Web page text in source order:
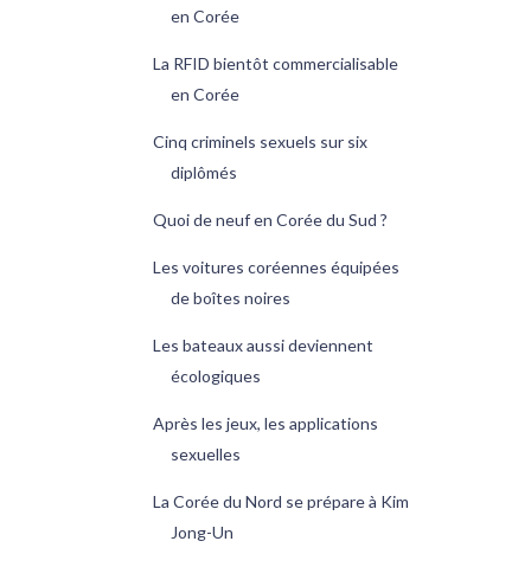
en Corée
La RFID bientôt commercialisable
en Corée
Cinq criminels sexuels sur six
diplômés
Quoi de neuf en Corée du Sud ?
Les voitures coréennes équipées
de boîtes noires
Les bateaux aussi deviennent
écologiques
Après les jeux, les applications
sexuelles
La Corée du Nord se prépare à Kim
Jong-Un